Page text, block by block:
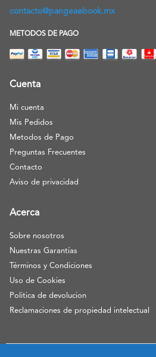
contacto@pangeaebook.mx
METODOS DE PAGO
Cuenta
Mi cuenta
Mis Pedidos
Metodos de Pago
Preguntas Frecuentes
Contacto
Aviso de privacidad
Acerca
Sobre nosotros
Nuestras Garantías
Términos y Condiciones
Uso de Cookies
Politica de devolucion
Reclamaciones de propiedad intelectual